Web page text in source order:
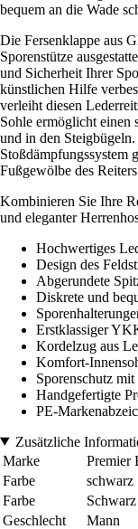
bequem an die Wade
Die Fersenklappe aus
Sporenstütze
und Sicherheit Ihrer
künstlichen Hilfe
verleiht diesen
Sohle ermöglicht einen
und in den
Stoßdämpfungssystem
Fußgewölbe des
Kombinieren Sie Ihre
und eleganter
Hochwertiges
Design des
Abgerundete
Diskrete und
Erstklassiger
Kordelzug aus
Komfort-
Sporenschutz
Handgefertigte
PE-
Zusätzliche
Marke
Premier
Farbe
schwarz
Farbe
Schwarz
Geschlecht
Mann